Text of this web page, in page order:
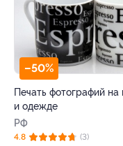
–50%
Печать фотографий на
и одежде
РФ
4.8 (3)